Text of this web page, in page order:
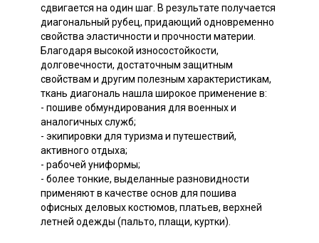
сдвигается на один шаг. В результате получается
диагональный рубец, придающий одновременно
свойства эластичности и прочности материи.
Благодаря высокой износостойкости,
долговечности, достаточным защитным
свойствам и другим полезным характеристикам,
ткань диагональ нашла широкое применение в:
- пошиве обмундирования для военных и
аналогичных служб;
- экипировки для туризма и путешествий,
активного отдыха;
- рабочей униформы;
- более тонкие, выделанные разновидности
применяют в качестве основ для пошива
офисных деловых костюмов, платьев, верхней
летней одежды (пальто, плащи, куртки).